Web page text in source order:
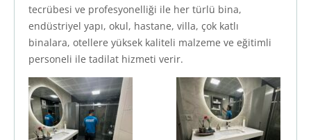
tecrübesi ve profesyonelliği ile her türlü bina,
endüstriyel yapı, okul, hastane, villa, çok katlı
binalara, otellere yüksek kaliteli malzeme ve eğitimli
personeli ile tadilat hizmeti verir.